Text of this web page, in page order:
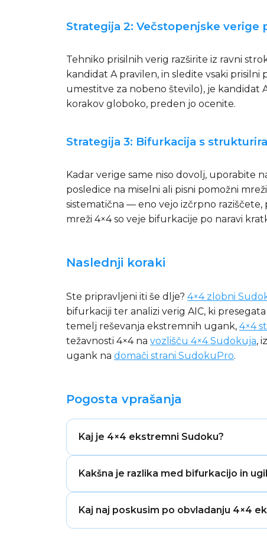
Strategija 2: Večstopenjske verige
Tehniko prisilnih verig razširite iz ravni
kandidat A pravilen, in sledite vsaki
umestitve za nobeno število), je kandidat
korakov globoko, preden jo ocenite.
Strategija 3: Bifurkacija s
Kadar verige same niso dovolj, uporabite
posledice na miselni ali pisni pomožni
sistematična — eno vejo izčrpno
mreži 4×4 so veje bifurkacije po naravi
Naslednji koraki
Ste pripravljeni iti še dlje? 4×4 zlobni
bifurkaciji ter analizi verig AIC, ki
temelj reševanja ekstremnih ugank, 4×4
težavnosti 4×4 na vozlišču 4×4 Sudokuja,
ugank na domači strani SudokuPro.
Pogosta vprašanja
Kaj je 4×4 ekstremni Sudoku?
večstopenjske prisilne verige in
polj hkrati, preden je mogoče potrditi
Kakšna je razlika med bifurkacijo in
izberete polje z natanko dvema
to predpostavko potrdite ali ovržete
Kaj naj poskusim po obvladanju 4×4